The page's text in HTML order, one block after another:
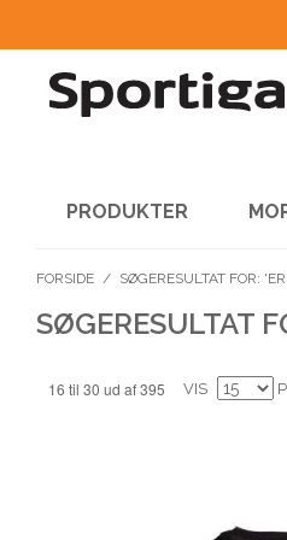
PRODUKTER
FORSIDE / SØGERESULTAT FOR:
SØGERESULTAT
16 til 30 ud af 395 VIS